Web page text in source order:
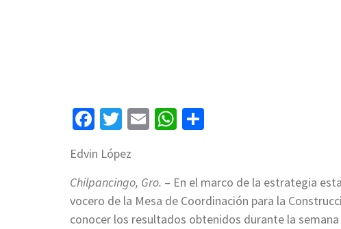
Facebook
Twitter
EmailWhatsApp
Edvin López
Chilpancingo, Gro. – En el marco de la estrategia
vocero de la Mesa de Coordinación para la
conocer los resultados obtenidos durante la